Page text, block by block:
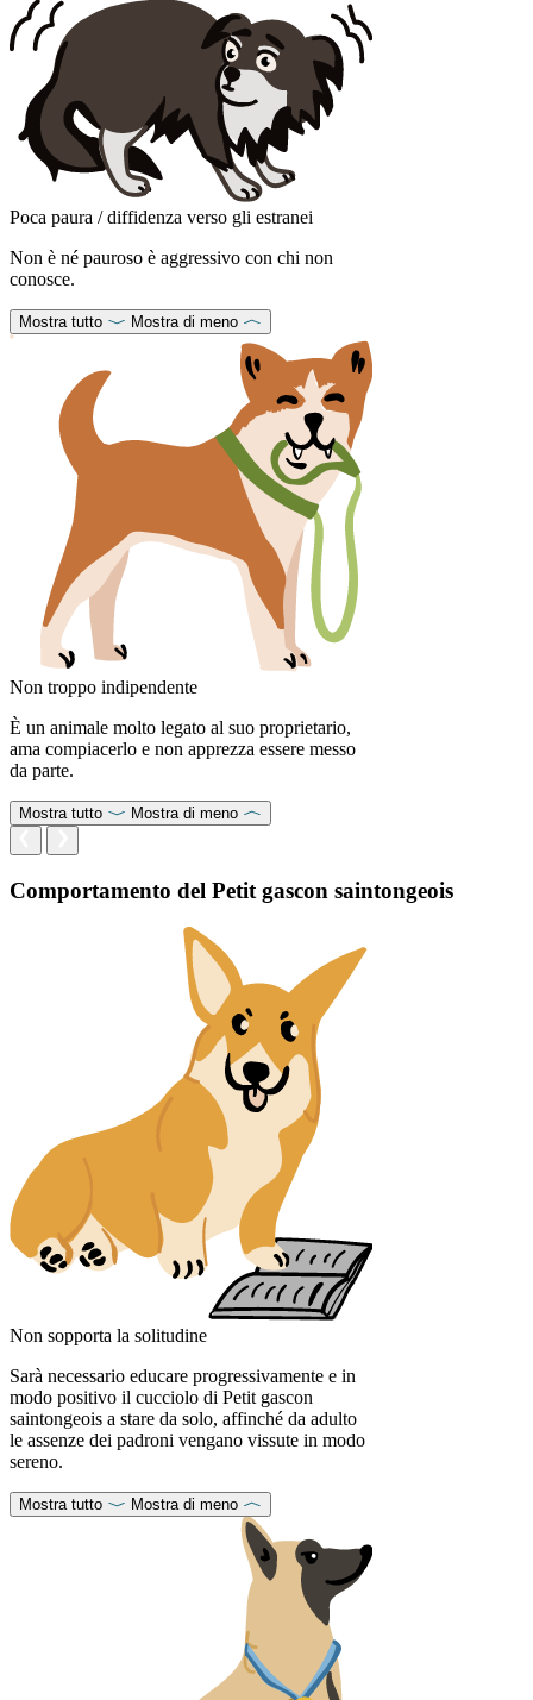
Poca paura / diffidenza verso gli estranei
Non è né pauroso è aggressivo con chi non
conosce.
Mostra tutto Mostra di meno
Non troppo indipendente
È un animale molto legato al suo proprietario,
ama compiacerlo e non apprezza essere messo
da parte.
Mostra tutto Mostra di meno
Comportamento del Petit gascon saintongeois
Non sopporta la solitudine
Sarà necessario educare progressivamente e in
modo positivo il cucciolo di Petit gascon
saintongeois a stare da solo, affinché da adulto
le assenze dei padroni vengano vissute in modo
sereno.
Mostra tutto Mostra di meno